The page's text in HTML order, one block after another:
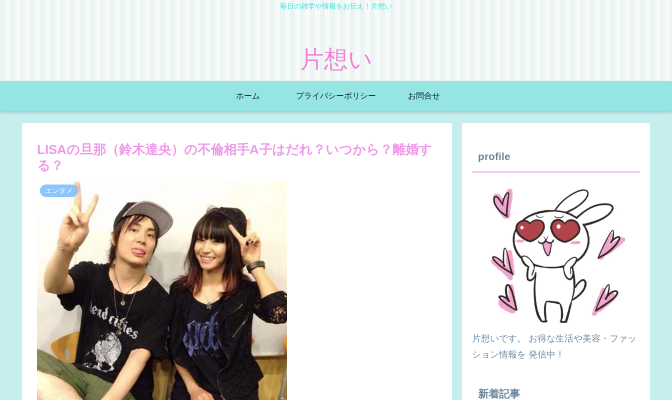
毎日の雑学や情報をお伝え！片想い
片想い
ホーム プライバシーポリシー お問合せ
LISAの旦那（鈴木達央）の不倫相手A子はだれ？いつから？離婚す
る？
エンタメ
profile
片想いです。 お得な生活や美容・ファッ
ション情報を 発信中！
新着記事